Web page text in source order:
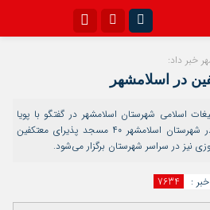
ایتا
اپلیکیشن
خبر داد:
اسلامی شهرستان اسلامشهر در گفتگو با پویا
نیوز گفت: با توفیق الهی امسال در شهرستان اسلامشهر ۴۰ مسجد پذیرای معتکفین
نیز در سراسر شهرستان برگزار می‌شود.
:
7634